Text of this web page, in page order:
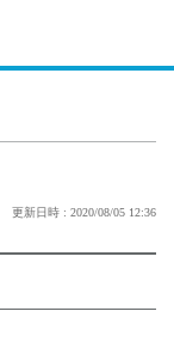
更新日時 : 2020/08/05 12:36